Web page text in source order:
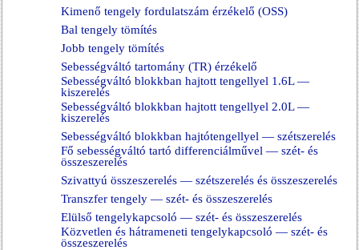
Kimenő tengely fordulatszám érzékelő (OSS)
Bal tengely tömítés
Jobb tengely tömítés
Sebességváltó tartomány (TR) érzékelő
Sebességváltó blokkban hajtott tengellyel 1.6L —
kiszerelés
Sebességváltó blokkban hajtott tengellyel 2.0L —
kiszerelés
Sebességváltó blokkban hajtótengellyel — szétszerelés
Fő sebességváltó tartó differenciálművel — szét- és
összeszerelés
Szivattyú összeszerelés — szétszerelés és összeszerelés
Transzfer tengely — szét- és összeszerelés
Elülső tengelykapcsoló — szét- és összeszerelés
Közvetlen és hátrameneti tengelykapcsoló — szét- és
összeszerelés